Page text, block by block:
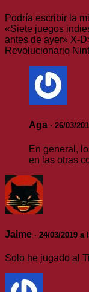
Podría escribir la
«Siete juegos
antes de ayer» X-
Revolucionario
Aga · 26/03/
En general,
en las otras
Jaime · 24/03/2019 a
Solo he jugado al